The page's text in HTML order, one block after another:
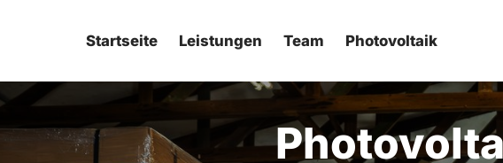
Startseite Leistungen Team Photovoltaik